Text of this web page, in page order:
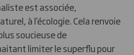
est associée,
à l’écologie. Cela renvoie
soucieuse de
limiter le superflu pour